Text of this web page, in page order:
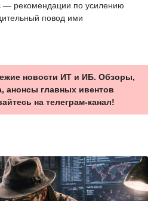
— рекомендации по усилению
повод ими
новости ИТ и ИБ. Обзоры,
анонсы главных ивентов
на телеграм-канал!